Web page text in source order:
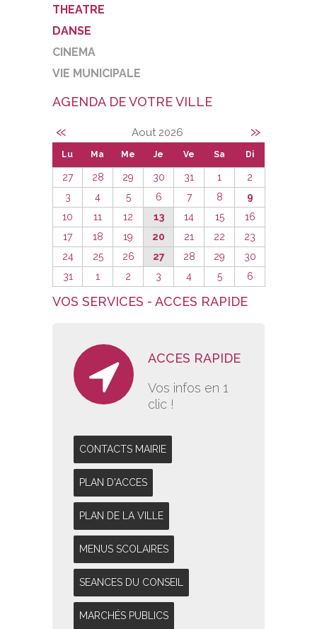
THEATRE
DANSE
CINEMA
VIE MUNICIPALE
AGENDA DE VOTRE VILLE
« Aout 2026 »
Lu Ma Me Je Ve Sa Di
27 28 29 30 31 1
2
3
4 5 6 7 8
9
10
11 12 13 14 15
16
17
18 19 20 21 22
23
24
25 26 27 28 29
30
31
1 2 3 4 5 6
VOS SERVICES - ACCES RAPIDE
ACCES RAPIDE
Vos infos en 1
clic !
CONTACTS MAIRIE
PLAN D'ACCES
PLAN DE LA VILLE
MENUS SCOLAIRES
SEANCES DU CONSEIL
MARCHÉS PUBLICS